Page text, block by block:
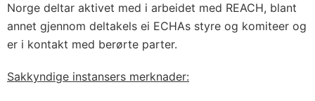
Norge deltar aktivet med i arbeidet med REACH, blant
annet gjennom deltakels ei ECHAs styre og komiteer og
er i kontakt med berørte parter.
Sakkyndige instansers merknader: